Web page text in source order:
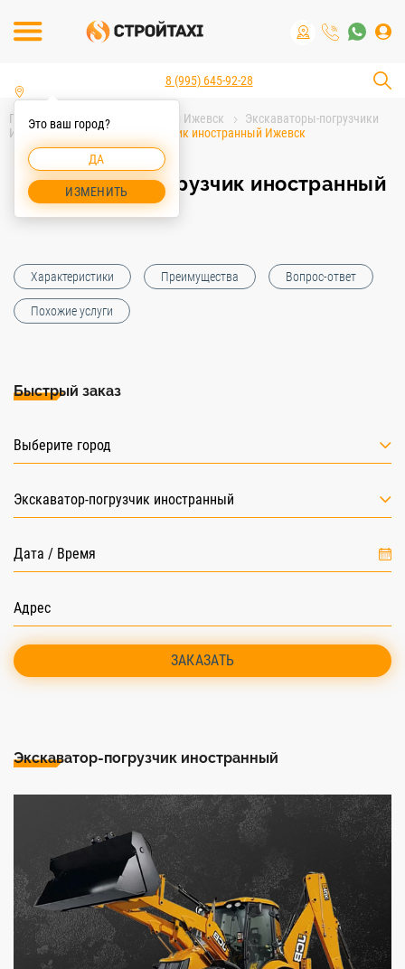
Это ваш город?
ДА
ИЗМЕНИТЬ
8 (995) 645-92-28
Главная Аренда спецтехники Ижевск
Экскаваторы-погрузчики
Ижевск
Экскаватор-погрузчик иностранный Ижевск
Экскаватор-погрузчик иностранный
Ижевск
Характеристики Преимущества Вопрос-ответ
Похожие услуги
Быстрый заказ
Выберите город
Экскаватор-погрузчик иностранный
ЗАКАЗАТЬ
Экскаватор-погрузчик иностранный